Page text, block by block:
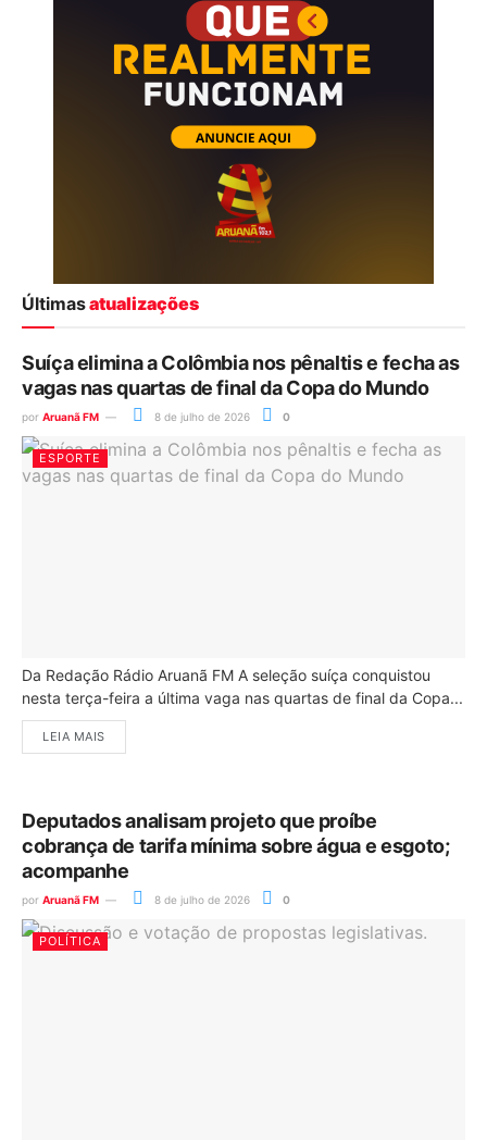
Últimasatualizações
Suíça elimina a Colômbia nos pênaltis e fecha as
vagas nas quartas de final da Copa do Mundo
por Aruanã FM 8 de julho de 2026 0
ESPORTE
Da Redação Rádio Aruanã FM A seleção suíça conquistou
nesta terça-feira a última vaga nas quartas de final da Copa...
LEIA MAIS
Deputados analisam projeto que proíbe
cobrança de tarifa mínima sobre água e esgoto;
acompanhe
por Aruanã FM 8 de julho de 2026 0
POLÍTICA